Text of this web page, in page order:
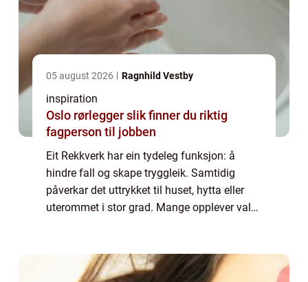
05 august 2026 Ragnhild Vestby
inspiration
Oslo rørlegger slik finner du riktig
fagperson til jobben
Eit Rekkverk har ein tydeleg funksjon: å
hindre fall og skape tryggleik. Samtidig
påverkar det uttrykket til huset, hytta eller
uterommet i stor grad. Mange opplever valet